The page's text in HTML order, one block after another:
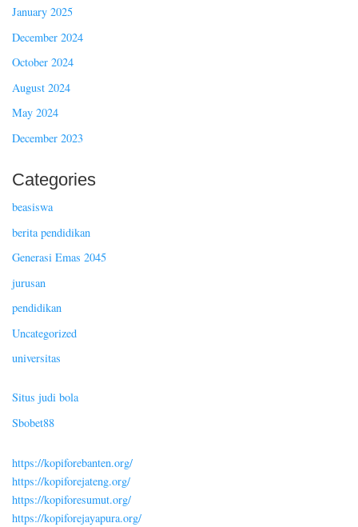
January 2025
December 2024
October 2024
August 2024
May 2024
December 2023
Categories
beasiswa
berita pendidikan
Generasi Emas 2045
jurusan
pendidikan
Uncategorized
universitas
Situs judi bola
Sbobet88
https://kopiforebanten.org/
https://kopiforejateng.org/
https://kopiforesumut.org/
https://kopiforejayapura.org/